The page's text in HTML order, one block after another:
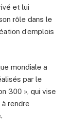
et lui
rôle dans le
d’emplois
mondiale a
par le
300 », qui vise
rendre